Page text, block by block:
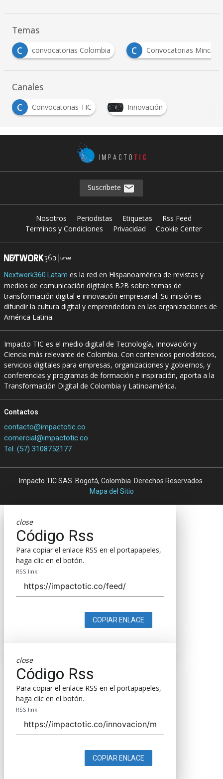
Temas
C
convocatorias Colombia C Convocatorias
Canales
C
Convocatorias TIC
Innovación
Suscríbete
Nosotros Periodistas Etiquetas
Rss Feed
Terminos y Condiciones
Privacidad Cookie Center
Nextwork360 Latam es la red en Hispanoamérica de revistas y
medios de comunicación digitales B2B sobre temas de
transformación digital e innovación empresarial. Su misión es
difundir la cultura digital y emprendedora en las organizaciones de
América Latina.
Impacto TIC es el medio digital de Tecnología, Innovación y
Ciencia más relevante de Colombia. Con contenidos periodísticos,
servicios digitales para empresas, organizaciones y gobiernos, y
conferencias y programas de formación e inspiración, aporta a la
Transformación Digital de Colombia y Latinoamérica.
Contactos
contacto@impactotic.co
comercial@impactotic.co
Tel. (57) 3108752177
Impacto TIC SAS. Bogotá, Colombia. Derechos Reservados.
Mapa del Sitio
close
Código Rss
Para copiar el enlace RSS en el portapapeles,
haga clic en el botón.
RSS link
COPIAR ENLACE
close
Código Rss
Para copiar el enlace RSS en el portapapeles,
haga clic en el botón.
RSS link
COPIAR ENLACE